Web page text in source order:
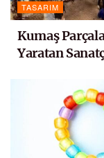
TASARIM
Kumaş
Yaratan